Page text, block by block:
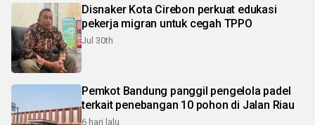
Disnaker Kota Cirebon perkuat edukasi
pekerja migran untuk cegah TPPO
Jul 30th
Pemkot Bandung panggil pengelola padel
terkait penebangan 10 pohon di Jalan Riau
6 hari lalu